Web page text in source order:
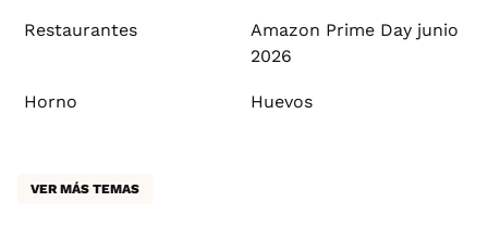
Restaurantes
Amazon Prime Day junio
2026
Horno Huevos
VER MÁS TEMAS